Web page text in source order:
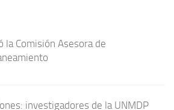
la Comisión Asesora de
investigadores de la UNMDP